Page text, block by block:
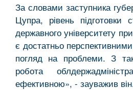
За словами заступника
Цупра, рівень підготовки
державного університету
є достатньо
погляд на проблеми. З
робота
ефективною», - зауважив